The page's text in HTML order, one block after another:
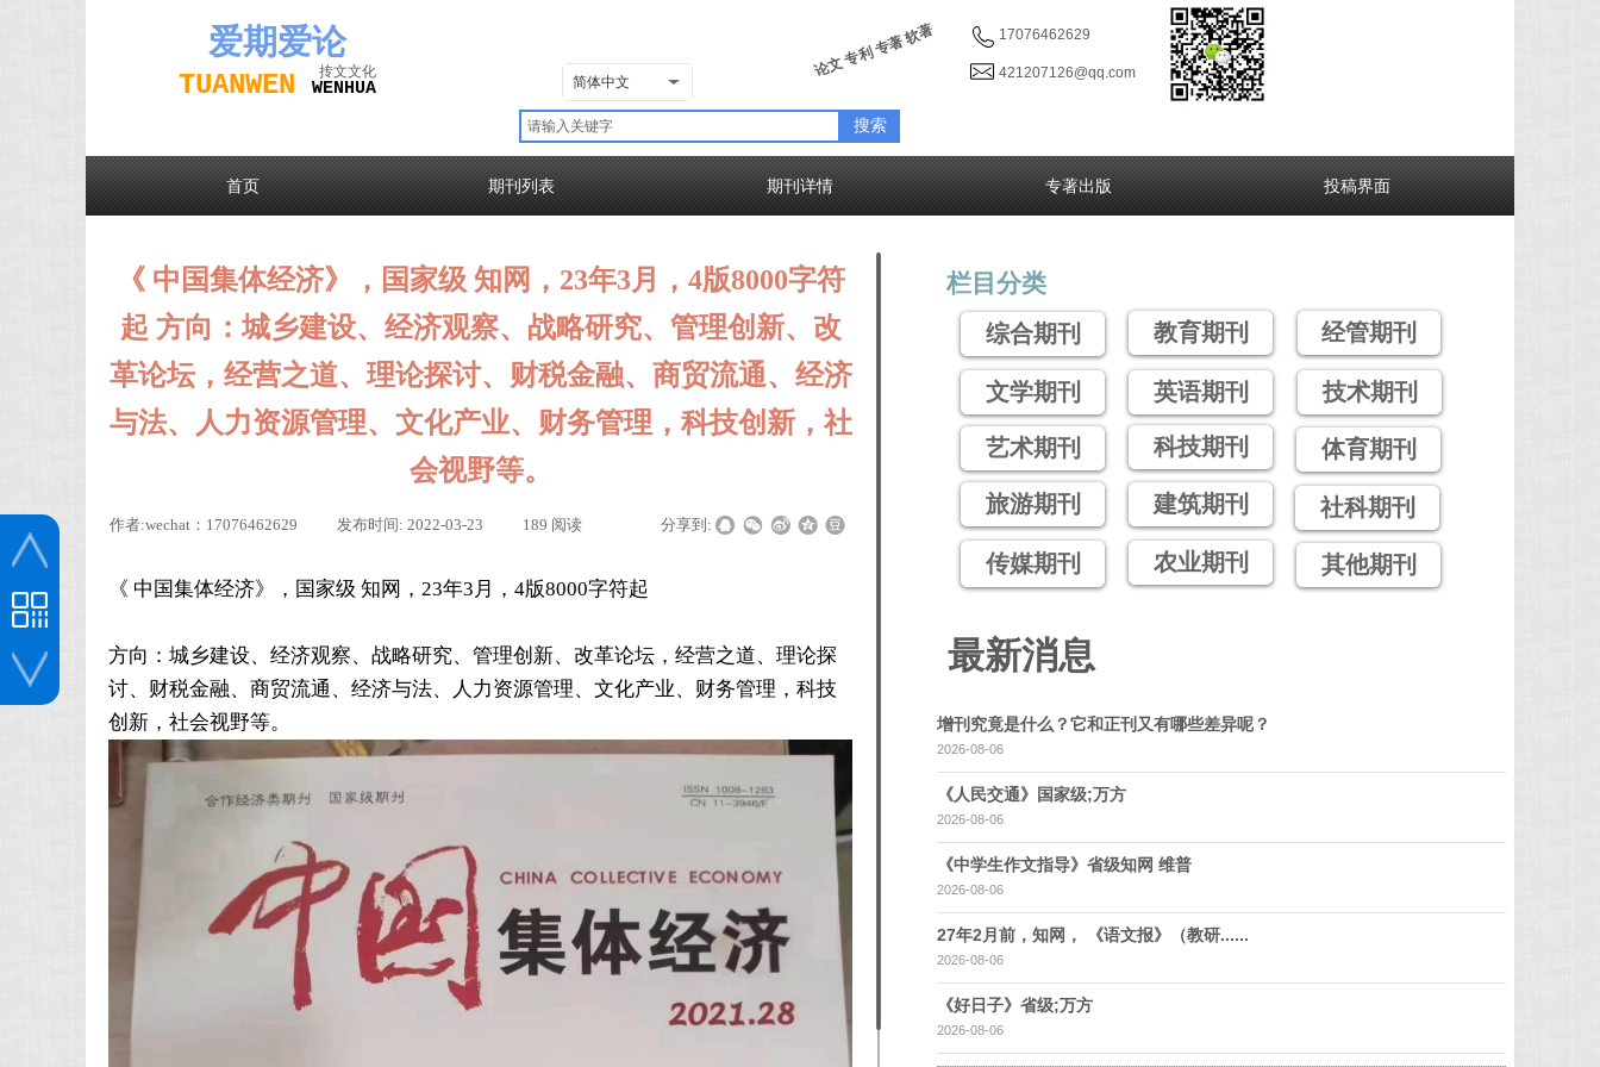
爱期爱论
TUANWEN WENHUA
17076462629
421207126@qq.com
抟文文化
简体中文
论文 专利 专著 软著
搜索
首页 期刊列表 期刊详情 专著出版 投稿界面
文学期刊
栏目分类
综合期刊
艺术期刊
旅游期刊
传媒期刊
教育期刊
英语期刊
科技期刊
建筑期刊
农业期刊
经管期刊
技术期刊
体育期刊
社科期刊
其他期刊
《 中国集体经济》，国家级 知网，23年3月，4版8000字符
起 方向：城乡建设、经济观察、战略研究、管理创新、改
革论坛，经营之道、理论探讨、财税金融、商贸流通、经济
与法、人力资源管理、文化产业、财务管理，科技创新，社
会视野等。
作者:wechat：17076462629 发布时间: 2022-03-23 189 阅读 分享到:
《 中国集体经济》，国家级 知网，23年3月，4版8000字符起
方向：城乡建设、经济观察、战略研究、管理创新、改革论坛，经营之道、理论探
讨、财税金融、商贸流通、经济与法、人力资源管理、文化产业、财务管理，科技
创新，社会视野等。
最新消息
增刊究竟是什么？它和正刊又有哪些差异呢？
2026-08-06
《人民交通》国家级;万方
2026-08-06
《中学生作文指导》省级知网 维普
2026-08-06
27年2月前，知网， 《语文报》（教研......
2026-08-06
《好日子》省级;万方
2026-08-06
关注公众号